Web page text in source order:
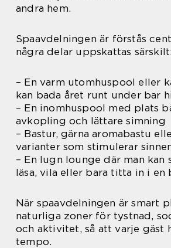
andra hem.
Spaavdelningen är förstås
några delar uppskattas särskilt:
– En varm utomhuspool eller
kan bada året runt under bar
– En inomhuspool med plats
avkopling och lättare simning
– Bastur, gärna aromabastu
varianter som stimulerar
– En lugn lounge där man kan
läsa, vila eller bara titta in i en
När spaavdelningen är smart
naturliga zoner för tystnad,
och aktivitet, så att varje gäst
tempo.